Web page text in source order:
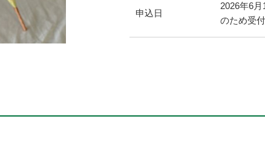
申込日
2026年6
のため受